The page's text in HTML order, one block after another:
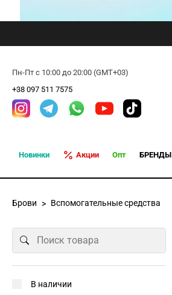
Пн-Пт с 10:00 до 20:00 (GMT+03)
+38 097 511 7575
Новинки Акции Опт БРЕНДЫ
Брови Вспомогательные средства
В наличии